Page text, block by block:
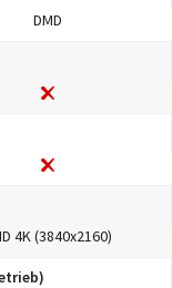
DMD
4K (3840x2160)